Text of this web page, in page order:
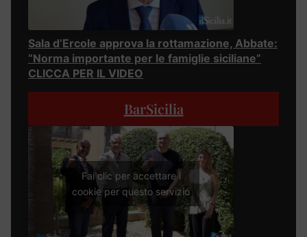
Sala d’Ercole approva la rottamazione, Abbate:
“Norma importante per le famiglie siciliane”
CLICCA PER IL VIDEO
BarSicilia
Fai clic per accettare i
cookie per questo servizio